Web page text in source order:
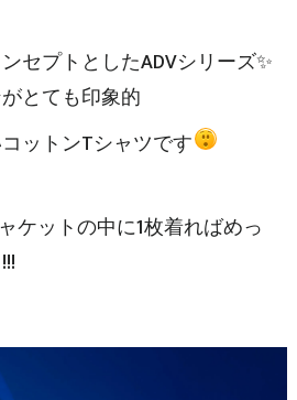
セプトとしたADVシリーズ✨
とても印象的
ットンTシャツです
ケットの中に1枚着ればめっ